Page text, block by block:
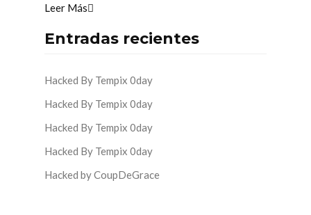
Leer Más
Entradas recientes
Hacked By Tempix 0day
Hacked By Tempix 0day
Hacked By Tempix 0day
Hacked By Tempix 0day
Hacked by CoupDeGrace